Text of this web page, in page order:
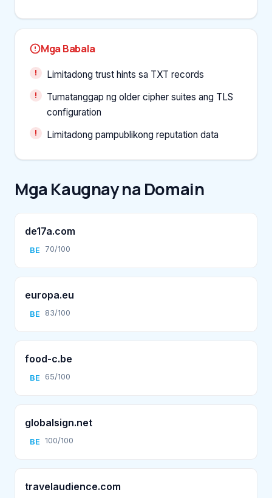
Mga Babala
Limitadong trust hints sa TXT records
Tumatanggap ng older cipher suites ang TLS
configuration
Limitadong pampublikong reputation data
Mga Kaugnay na Domain
de17a.com
BE 70/100
europa.eu
BE 83/100
food-c.be
BE 65/100
globalsign.net
BE 100/100
travelaudience.com